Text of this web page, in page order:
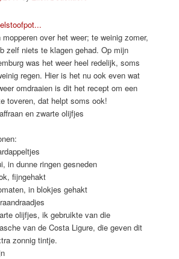
over het weer; te weinig zomer,
zelf niets te klagen gehad. Op mijn
was het weer heel redelijk, soms
regen. Hier is het nu ook even wat
omdraaien is dit het recept om een
toveren, dat helpt soms ook!
en zwarte olijfjes
in dunne ringen gesneden
fijngehakt
in blokjes gehakt
olijfjes, ik gebruikte van die
van de Costa Ligure, die geven dit
zonnig tintje.